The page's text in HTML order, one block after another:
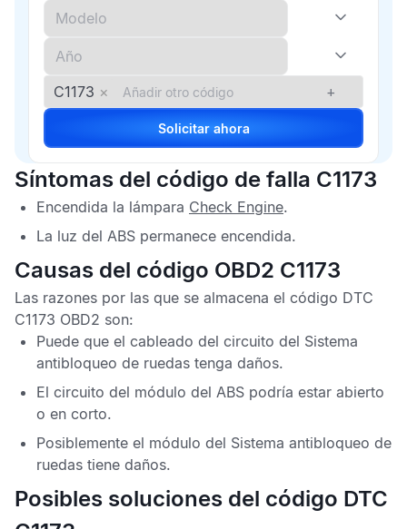
C1173 × +
Solicitar ahora
Síntomas del código de falla C1173
Encendida la lámpara Check Engine.
La luz del ABS permanece encendida.
Causas del código OBD2 C1173
Las razones por las que se almacena el código DTC
C1173 OBD2 son:
Puede que el cableado del circuito del Sistema
antibloqueo de ruedas tenga daños.
El circuito del módulo del ABS podría estar abierto
o en corto.
Posiblemente el módulo del Sistema antibloqueo de
ruedas tiene daños.
Posibles soluciones del código DTC